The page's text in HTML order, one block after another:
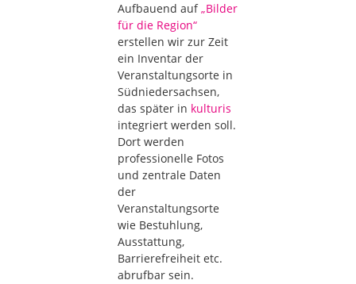
Aufbauend auf„Bilder
für die Region“
erstellen wir zur Zeit
ein Inventar der
Veranstaltungsorte in
Südniedersachsen,
das später in kulturis
integriert werden soll.
Dort werden
professionelle Fotos
und zentrale Daten
der
Veranstaltungsorte
wie Bestuhlung,
Ausstattung,
Barrierefreiheit etc.
abrufbar sein.